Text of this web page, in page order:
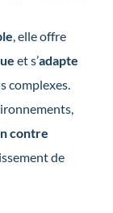
, elle offre
et s’adapte
complexes.
contre
de